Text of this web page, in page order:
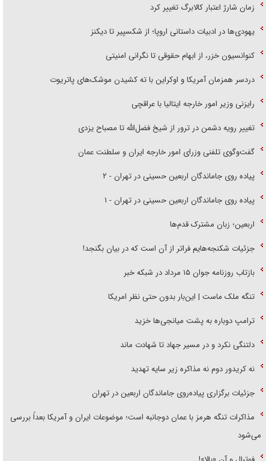
زمان شارژ اعتبار کالابرگ تغییر کرد
یهودی‌ها در ادبیات داستانی اروپا؛ از شکسپیر تا دیکنز
کنوانسیون خزر، از ابهام حقوقی تا نگرانی امنیتی
دردسر همزمان آمریکا و اوکراین با ته کشیدن موشک‌های پاتریوت
رایزنی وزیر امور خارجه ایتالیا با عراقچی
تغییر رویه دشمن در ترور از شیخ فضل‌الله تا مصباح یزدی
گفت‌وگوی تلفنی وزرای امور خارجه ایران و سلطنت عمان
پیاده روی جاماندگان اربعین حسینی در تهران - ۲
پیاده روی جاماندگان اربعین حسینی در تهران - ۱
اربعین؛ زبان مشترک قدم‌ها
جزئیات شکنجه‌هایم فراتر از آن است که در بیان بگنجد!
بازتاب روزنامه جوان ۱۵ مرداد در شبکه خبر
تنگه ملک ماست | این‌بار بدون حتی نظر امریکا
ترامپ دوباره به پشت میانجی‌ها خزید
دلتنگی نکرد و در مسیر جهاد تا شهادت ماند
نه کریدور دوم نه مذاکره زیر سایه تهدید
جزئیات برگزاری پیاده‌روی جاماندگان اربعین در تهران
مذاکرات تنگه هرمز با عمان دوجانبه است؛ موضوعات ایران و آمریکا بعداً بررسی
می‌شود